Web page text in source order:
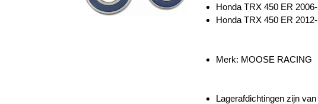
Honda TRX 450 ER
Honda TRX 450 ER
Merk: MOOSE RACING
Lagerafdichtingen zijn